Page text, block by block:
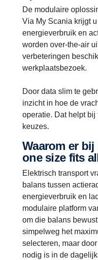
De modulaire
Via My Scania krijgt
energieverbruik en
worden over-the-air
verbeteringen
werkplaatsbezoek.
Door data slim te
inzicht in hoe de
operatie. Dat helpt
keuzes.
Waarom er bij elektrificatie geen
one size fits
Elektrisch transport
balans tussen
energieverbruik en
modulaire platform
om die balans
simpelweg het
selecteren, maar
nodig is in de